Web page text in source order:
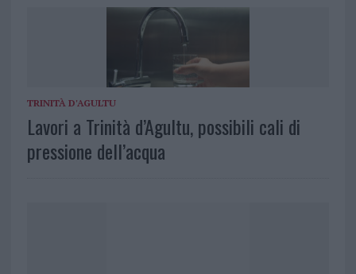
TRINITÀ D'AGULTU
Lavori a Trinità d’Agultu, possibili cali di
pressione dell’acqua